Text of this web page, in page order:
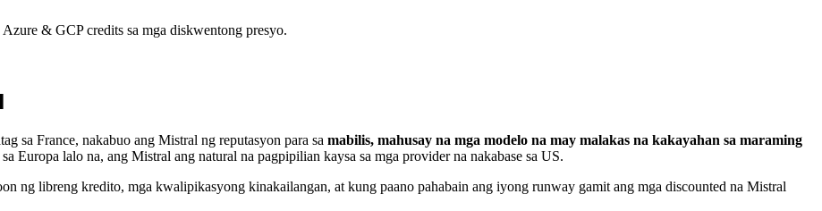
& GCP credits sa mga diskwentong presyo.
sa France, nakabuo ang Mistral ng reputasyon para sa mabilis, mahusay na mga modelo na may malakas na kakayahan sa maraming
Europa lalo na, ang Mistral ang natural na pagpipilian kaysa sa mga provider na nakabase sa US.
ng libreng kredito, mga kwalipikasyong kinakailangan, at kung paano pahabain ang iyong runway gamit ang mga discounted na Mistral